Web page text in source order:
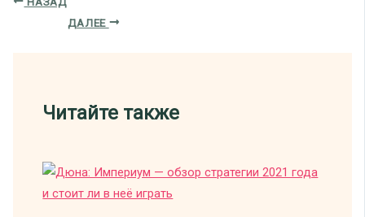
ДАЛЕЕ
Читайте также